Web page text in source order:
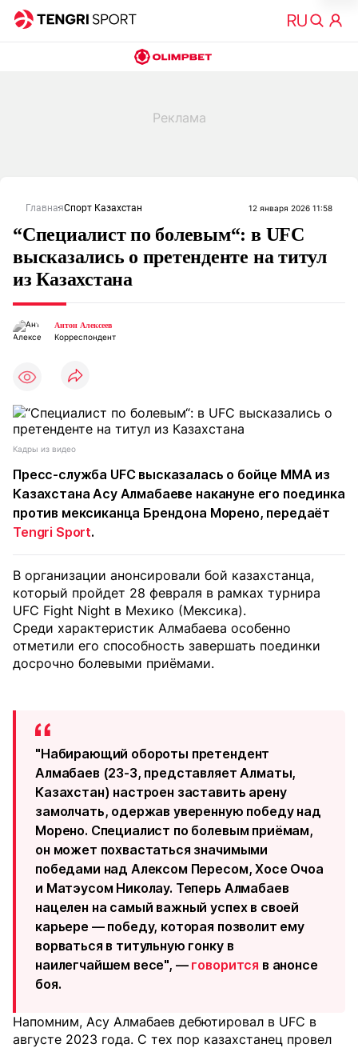
ГлавнаяСпорт Казахстан 12 января 2026 11:58
“Специалист по болевым“: в UFC
высказались о претенденте на титул
из Казахстана
Антон Алексеев
Корреспондент
Кадры из видео
Пресс-служба UFC высказалась о бойце MMA из
Казахстана Асу Алмабаеве накануне его поединка
против мексиканца Брендона Морено, передаёт
Tengri Sport.
В организации анонсировали бой казахстанца,
который пройдет 28 февраля в рамках турнира
UFC Fight Night в Мехико (Мексика).
Среди характеристик Алмабаева особенно
отметили его способность завершать поединки
досрочно болевыми приёмами.
"Набирающий обороты претендент
Алмабаев (23-3, представляет Алматы,
Казахстан) настроен заставить арену
замолчать, одержав уверенную победу над
Морено. Специалист по болевым приёмам,
он может похвастаться значимыми
победами над Алексом Пересом, Хосе Очоа
и Матэусом Николау. Теперь Алмабаев
нацелен на самый важный успех в своей
карьере — победу, которая позволит ему
ворваться в титульную гонку в
наилегчайшем весе", — говорится в анонсе
боя.
Напомним, Асу Алмабаев дебютировал в UFC в
августе 2023 года. С тех пор казахстанец провел